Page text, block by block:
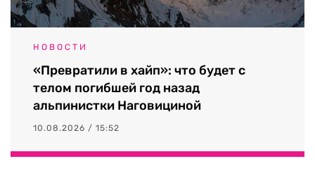
НОВОСТИ
«Превратили в хайп»: что будет с
телом погибшей год назад
альпинистки Наговициной
10.08.2026 / 15:52